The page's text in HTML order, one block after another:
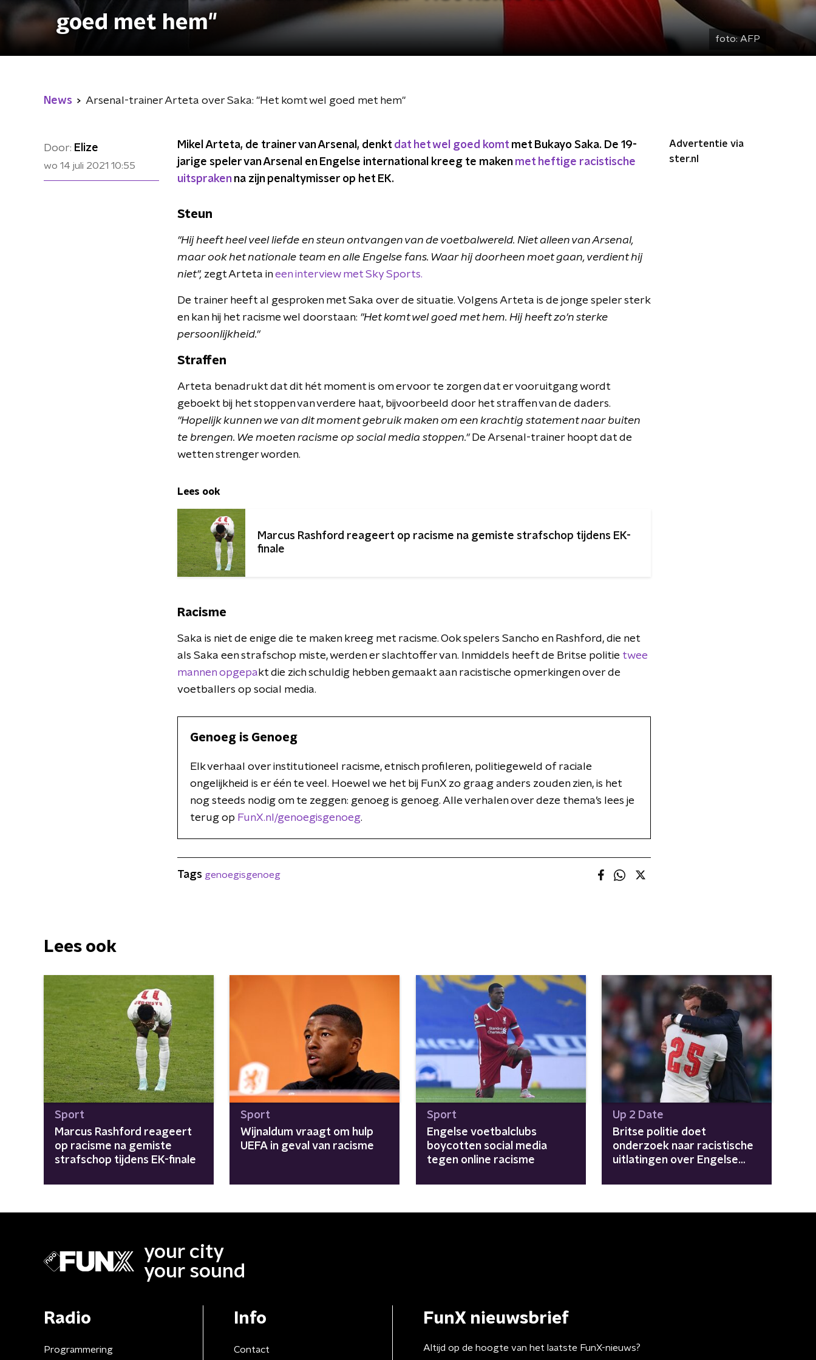
goed met hem"
foto:AFP
News Arsenal-trainer Arteta over Saka: "Het komt wel goed met hem"
Door: Elize
wo 14 juli 2021 10:55
Mikel Arteta, de trainer van Arsenal, denkt dat het wel goed komtmet Bukayo Saka. De 19-
jarige speler van Arsenal en Engelse international kreeg te maken met heftige racistische
uitsprakenna zijn penaltymisser op het EK.
Steun
"Hij heeft heel veel liefde en steun ontvangen van de voetbalwereld. Niet alleen van Arsenal,
maar ook het nationale team en alle Engelse fans. Waar hij doorheen moet gaan, verdient hij
niet", zegt Arteta ineen interview met Sky Sports.
De trainer heeft al gesproken met Saka over de situatie. Volgens Arteta is de jonge speler sterk
en kan hij het racisme wel doorstaan: "Het komt wel goed met hem. Hij heeft zo'n sterke
persoonlijkheid."
Straffen
Arteta benadrukt dat dit hét moment is om ervoor te zorgen dat er vooruitgang wordt
geboekt bij het stoppen van verdere haat, bijvoorbeeld door het straffen van de daders.
"Hopelijk kunnen we van dit moment gebruik maken om een krachtig statement naar buiten
te brengen. We moeten racisme op social media stoppen."De Arsenal-trainer hoopt dat de
wetten strenger worden.
Lees ook
Marcus Rashford reageert op racisme na gemiste strafschop tijdens EK-
finale
Racisme
Saka is niet de enige die te maken kreeg met racisme. Ook spelers Sancho en Rashford, die net
als Saka een strafschop miste, werden er slachtoffer van. Inmiddels heeft de Britse politie twee
mannen opgepa kt die zich schuldig hebben gemaakt aan racistische opmerkingen over de
voetballers op social media.
Genoeg is Genoeg
Elk verhaal over institutioneel racisme, etnisch profileren, politiegeweld of raciale
ongelijkheid is er één te veel. Hoewel we het bij FunX zo graag anders zouden zien, is het
nog steeds nodig om te zeggen: genoeg is genoeg. Alle verhalen over deze thema’s lees je
terug op FunX.nl/genoegisgenoeg.
Advertentie via
ster.nl
Tags genoegisgenoeg
Lees ook
Sport
Marcus Rashford reageert
op racisme na gemiste
strafschop tijdens EK-finale
Sport
Wijnaldum vraagt om hulp
UEFA in geval van racisme
Sport
Engelse voetbalclubs
boycotten social media
tegen online racisme
Up 2 Date
Britse politie doet
onderzoek naar racistische
uitlatingen over Engelse
wedstrijd
your city
your sound
Radio
Programmering
Info
Contact
FunX nieuwsbrief
Altijd op de hoogte van het laatste FunX-nieuws?